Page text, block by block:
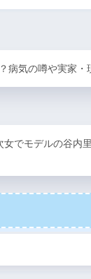
病気の噂や実家・
女でモデルの谷内